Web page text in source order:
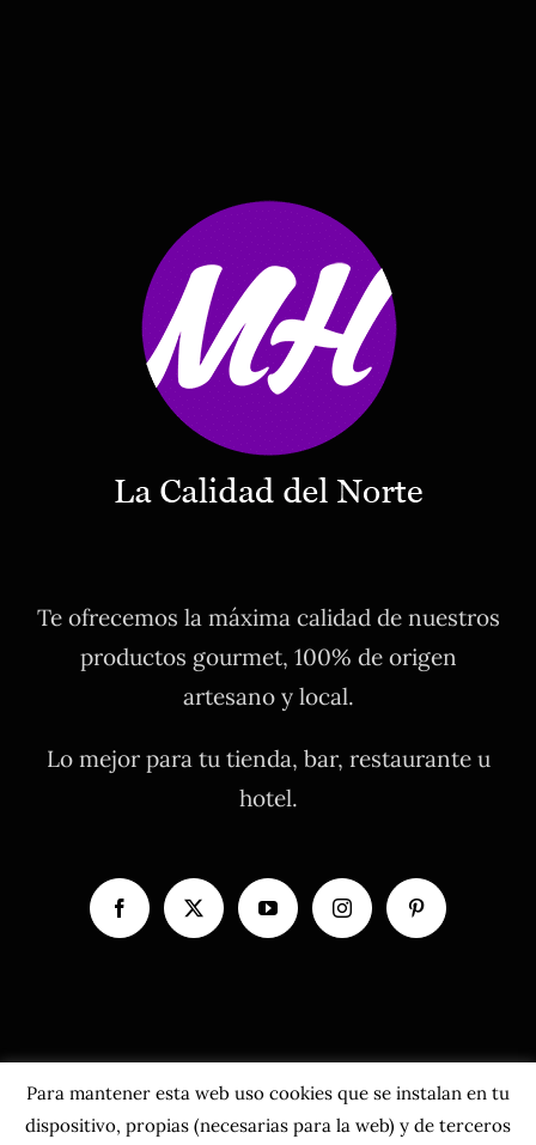
Te ofrecemos la máxima calidad de nuestros
productos gourmet, 100% de origen
artesano y local.
Lo mejor para tu tienda, bar, restaurante u
hotel.
Para mantener esta web uso cookies que se instalan en tu
dispositivo, propias (necesarias para la web) y de terceros